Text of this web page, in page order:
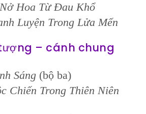
Hoa Từ Đau Khổ
Luyện Trong Lửa Mến
– cánh chung
Sáng (bộ ba)
Chiến Trong Thiên Niên